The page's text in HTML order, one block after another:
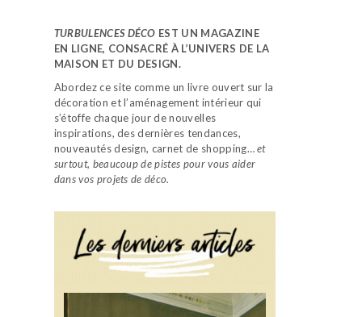
TURBULENCES DÉCO EST UN MAGAZINE
EN LIGNE, CONSACRÉ À L’UNIVERS DE LA
MAISON ET DU DESIGN.
Abordez ce site comme un livre ouvert sur la
décoration et l’aménagement intérieur qui
s’étoffe chaque jour de nouvelles
inspirations, des dernières tendances,
nouveautés design, carnet de shopping…et
surtout, beaucoup de pistes pour vous aider
dans vos projets de déco.